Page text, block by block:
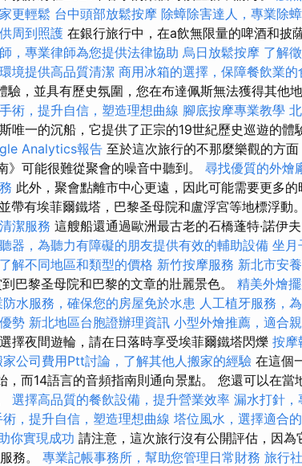
更輕鬆 台中頭部放鬆按摩 除蟑除害達人，專業除
周到照護 在銀行旅行中，在a飲無限量的啤酒和披
，專業律師為您提供法律協助 烏日放鬆按摩 了解
境提供高品質清潔 商用冰箱的選擇，保障餐飲業的
，並具有歷史氛圍，您在布達佩斯無法獲得其他
術，提升自信，塑造理想曲線 腳底按摩專業教學
唯一的沉船，它提供了正宗的19世紀歷史巡遊的體
Analytics報告 至於這次旅行的不那麼樂觀的方
可能很難從聚會的噪音中聽到。 尋找優質的外燴
此外，聚會點離市中心更遠，因此可能需要更多
帶有埃菲爾鐵塔，巴黎圣母院和盧浮宮等地標浮動。
潔服務 這艘船還通過歐洲最古老的石橋蓬特·諾伊
器，為聽力有障礙的朋友提供有效的輔助設備 坐月
解不同地區和類型的價格 新竹按摩服務 新北市安
巴黎圣母院和巴黎的文章的壯麗景色。 精美外燴
水服務，確保您的房屋免於水患 人工植牙服務，
勢 新北地區台胞證辦理資訊 小型外燴推薦，適合
擇夜間遊輪，請在日落時享受埃菲爾鐵塔閃爍 按摩
家公司費用Ptt討論，了解其他人搬家的經驗 在這個
，而14語言的音頻指南則通向景點。 您還可以在當
選擇高品質的餐飲設備，提升營業效率 漏水打針，
，提升自信，塑造理想曲線 塔位風水，選擇適合
你實現成功 請注意，這次旅行沒有公開評估，因為
務。 專業記帳事務所，幫助您管理日常財務 旅行